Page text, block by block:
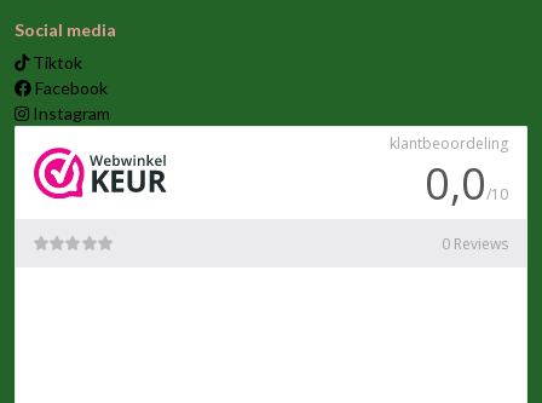
Social media
Tiktok
Facebook
Instagram